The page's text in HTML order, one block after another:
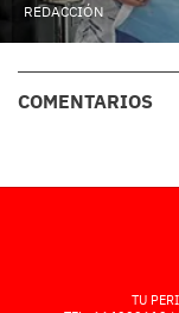
REDACCIÓN
COMENTARIOS
TU